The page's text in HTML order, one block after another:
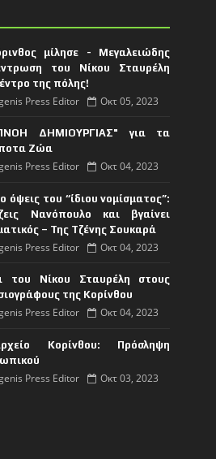
μίλησε - Μεγαλειώδης
του Νίκου Σταυρέλη
της πόλης!
Press Editor Οκτ 05, 2023
ΔΗΜΙΟΥΡΓΙΑΣ" για τα
Ζώα
Press Editor Οκτ 04, 2023
όψεις του “ίδιου νομίσματος”:
Νανόπουλο και βγαίνει
– Της Τζένης Σουκαρά
Press Editor Οκτ 04, 2023
του Νίκου Σταυρέλη στους
της Κορίνθου
Press Editor Οκτ 04, 2023
Κορίνθου: Πρόσληψη
Press Editor Οκτ 03, 2023